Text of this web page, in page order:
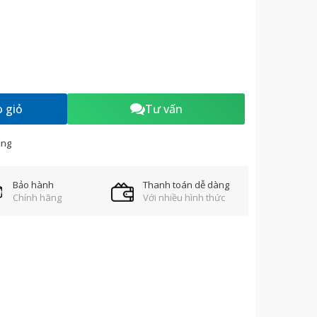
giỏ Tư vấn
Bảo hành
Chính hãng
Thanh toán dễ dàng
Với nhiều hình thức